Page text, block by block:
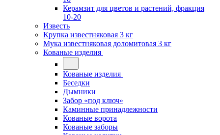
Керамзит для цветов и растений, фракция
10-20
Известь
Крупка известняковая 3 кг
Мука известняковая доломитовая 3 кг
Кованые изделия
Кованые изделия
Беседки
Дымники
Забор «под ключ»
Каминные принадлежности
Кованые ворота
Кованые заборы